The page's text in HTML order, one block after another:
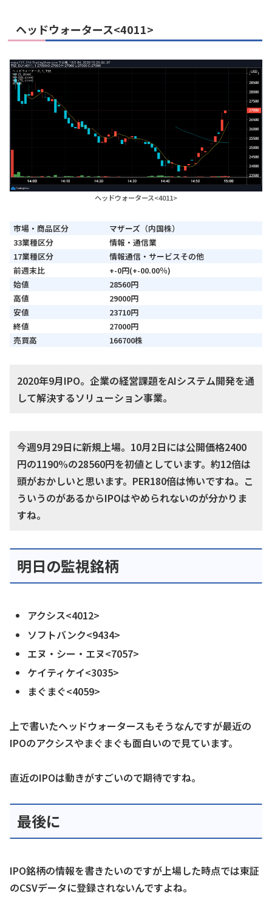
ヘッドウォータース<4011>
ヘッドウォータース<4011>
市場・商品区分
マザーズ（内国株）
33業種区分
情報・通信業
17業種区分
情報通信・サービスその他
前週末比
+-0円(+-00.00％)
始値
28560円
高値
29000円
安値
23710円
終値
27000円
売買高
166700株
2020年9月IPO。企業の経営課題をAIシステム開発を通
して解決するソリューション事業。
今週9月29日に新規上場。10月2日には公開価格2400
円の1190%の28560円を初値としています。約12倍は
頭がおかしいと思います。PER180倍は怖いですね。こ
ういうのがあるからIPOはやめられないのが分かりま
すね。
明日の監視銘柄
アクシス<4012>
ソフトバンク<9434>
エヌ・シー・エヌ<7057>
ケイティケイ<3035>
まぐまぐ<4059>
上で書いたヘッドウォータースもそうなんですが最近の
IPOのアクシスやまぐまぐも面白いので見ています。
直近のIPOは動きがすごいので期待ですね。
最後に
IPO銘柄の情報を書きたいのですが上場した時点では東証
のCSVデータに登録されないんですよね。